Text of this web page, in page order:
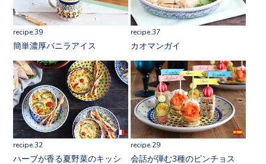
recipe.39
簡単濃厚バニラアイス
recipe.37
カオマンガイ
recipe.32
ハーブが香る夏野菜のキッシ
recipe.29
会話が弾む3種のピンチョス